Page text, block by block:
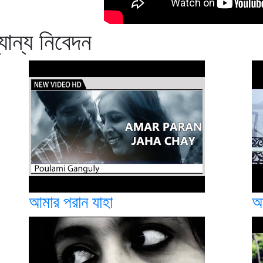
নিবেদন
আমার পরান যাহা